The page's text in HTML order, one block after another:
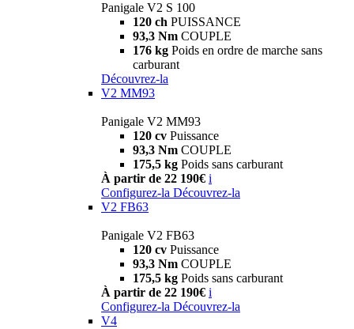
Panigale V2 S 100
120 ch PUISSANCE
93,3 Nm COUPLE
176 kg Poids en ordre de marche sans
carburant
Découvrez-la
V2 MM93
Panigale V2 MM93
120 cv Puissance
93,3 Nm COUPLE
175,5 kg Poids sans carburant
À partir de 22 190€ i
Configurez-la Découvrez-la
V2 FB63
Panigale V2 FB63
120 cv Puissance
93,3 Nm COUPLE
175,5 kg Poids sans carburant
À partir de 22 190€ i
Configurez-la Découvrez-la
V4